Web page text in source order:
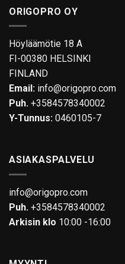
ORIGOPRO OY
Höyläämötie 18 A
FI-00380 HELSINKI
FINLAND
Email: info@origopro.com
Puh. +3584578340002
Y-Tunnus: 0460105-7
ASIAKASPALVELU
info@origopro.com
Puh. +3584578340002
Arkisin klo 10:00 -16:00